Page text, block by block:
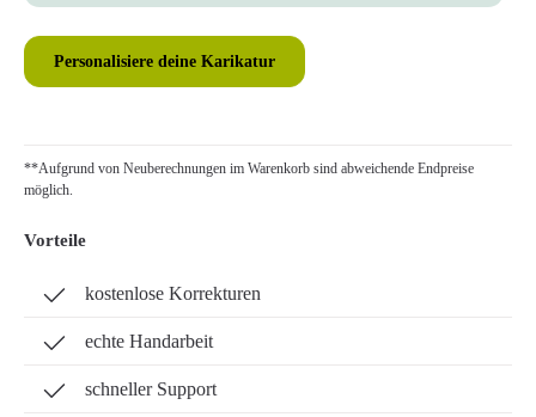
Personalisiere deine Karikatur
**Aufgrund von Neuberechnungen im Warenkorb sind abweichende Endpreise
möglich.
Vorteile
kostenlose Korrekturen
echte Handarbeit
schneller Support